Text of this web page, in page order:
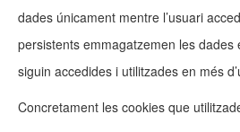
dades únicament mentre l’usuari
persistents emmagatzemen les dades
siguin accedides i utilitzades en més
Concretament les cookies que